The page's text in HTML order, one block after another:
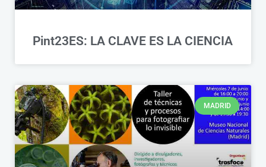
Pint23ES: LA CLAVE ES LA CIENCIA
MADRID